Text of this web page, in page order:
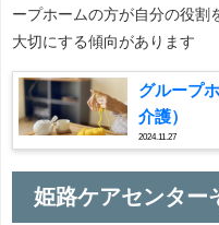
ープホームの方が自分の役割
大切にする傾向があります
グループ
介護）
2024.11.27
姫路ケアセンター